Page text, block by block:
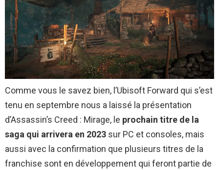
Comme vous le savez bien, l’Ubisoft Forward qui s’est
tenu en septembre nous a laissé la présentation
d’Assassin’s Creed : Mirage, le prochain titre de la
saga qui arrivera en 2023 sur PC et consoles, mais
aussi avec la confirmation que plusieurs titres de la
franchise sont en développement qui feront partie de